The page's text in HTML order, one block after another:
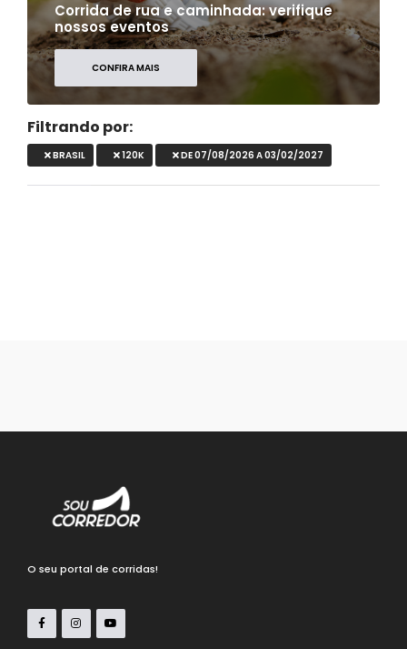
Corrida de rua e caminhada: verifique
nossos eventos
CONFIRA MAIS
Filtrando por:
BRASIL 120K DE 07/08/2026 A 03/02/2027
O seu portal de corridas!